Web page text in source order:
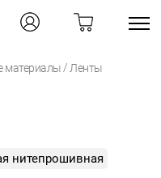
материалы / Ленты
нитепрошивная